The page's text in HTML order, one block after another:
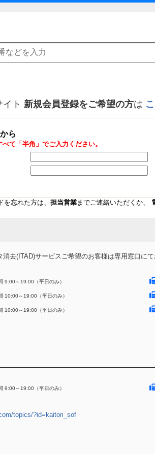
ト 新規会員登録をご希望の方は
ら
て「半角」でご入力ください。
を忘れた方は、 担当営業までご連絡いただくか、
去(ITAD)サービスご希望のお客様は専用窓口にて
9:00～19:00（平日のみ）
10:00～19:00（平日のみ）
10:00～19:00（平日のみ）
9:00～19:00（平日のみ）
topics/?id=kaitori_sof